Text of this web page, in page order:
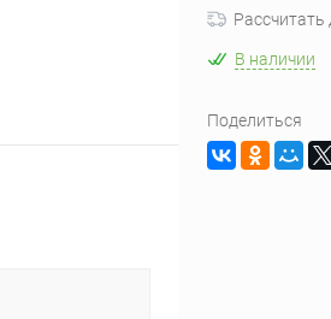
Рассчитать
В наличии
Поделиться